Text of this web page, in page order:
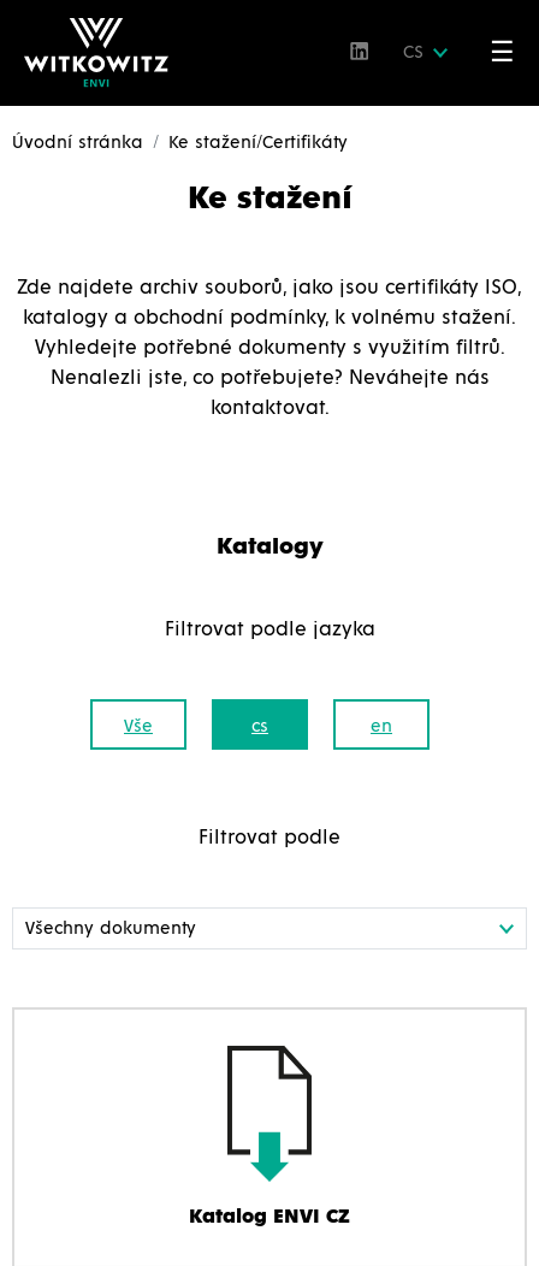
CS ☰
Úvodní stránka Ke stažení/Certifikáty
Ke stažení
Zde najdete archiv souborů, jako jsou certifikáty ISO,
katalogy a obchodní podmínky, k volnému stažení.
Vyhledejte potřebné dokumenty s využitím filtrů.
Nenalezli jste, co potřebujete? Neváhejte nás
kontaktovat.
Katalogy
Filtrovat podle jazyka
Vše cs en
Filtrovat podle
Katalog ENVI CZ